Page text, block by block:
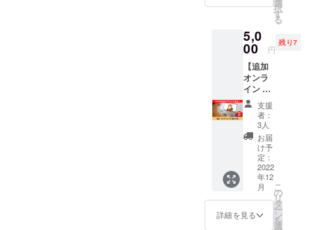
のアカ
ウント
をご記
入くだ
さい。
クラウ
ドファ
ンディ
ング終
了後、
CAMPF
IREの
メッ
セージ
機能に
て支援
者様個
Twitter
ワー2.4
万人の
ひまわ
りコー
チ りょ
うじが
あなた
のツ
イート
を添削
しま
す。
https://t
witter.c
om/RY
OJI_PO
RSCHE
択
す
る
5,0
00 円
残り7
【追加
オンラ
イン サ
シ飲み
90分】
50万円
達成あ
りがと
う記
念！リ
ターン
を追加
しまし
た。
Twitter
支援
者：
3人
お届
け予
定：
2022
年12
月
詳細を見る
こ
の
リ
タ
ー
ン
を
選